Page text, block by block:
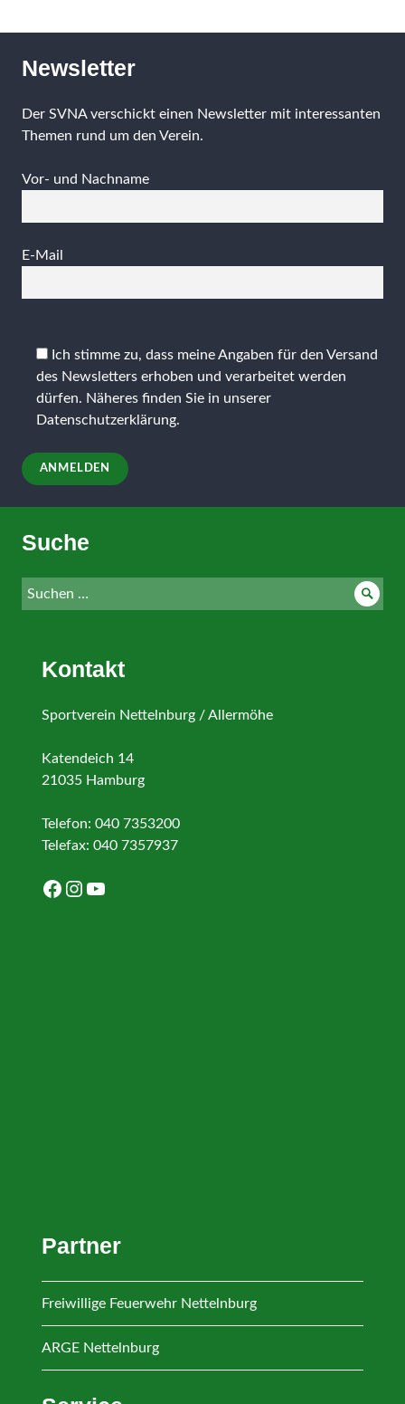
Newsletter
Der SVNA verschickt einen Newsletter mit interessanten
Themen rund um den Verein.
Vor- und Nachname
E-Mail
lasse
dieses
Feld
leer.
Ich stimme zu, dass meine Angaben für den Versand
des Newsletters erhoben und verarbeitet werden
dürfen. Näheres finden Sie in unserer
Datenschutzerklärung.
Suche
Suche
nach:
Kontakt
Sportverein Nettelnburg / Allermöhe
Katendeich 14
21035 Hamburg
Telefon: 040 7353200
Telefax: 040 7357937
Facebook
Instagram
YouTube
Partner
Freiwillige Feuerwehr Nettelnburg
ARGE Nettelnburg